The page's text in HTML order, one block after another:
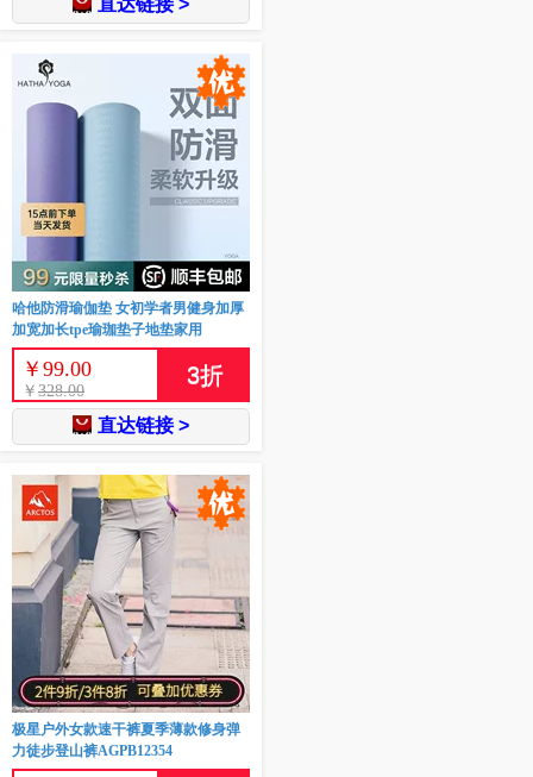
直达链接 >
哈他防滑瑜伽垫 女初学者男健身加厚
加宽加长tpe瑜珈垫子地垫家用
￥ 99.00
￥ 328.00
3折
直达链接 >
极星户外女款速干裤夏季薄款修身弹
力徒步登山裤AGPB12354